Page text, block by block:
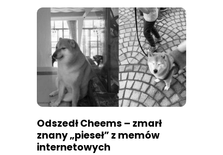
Odszedł Cheems – zmarł
znany „pieseł” z memów
internetowych